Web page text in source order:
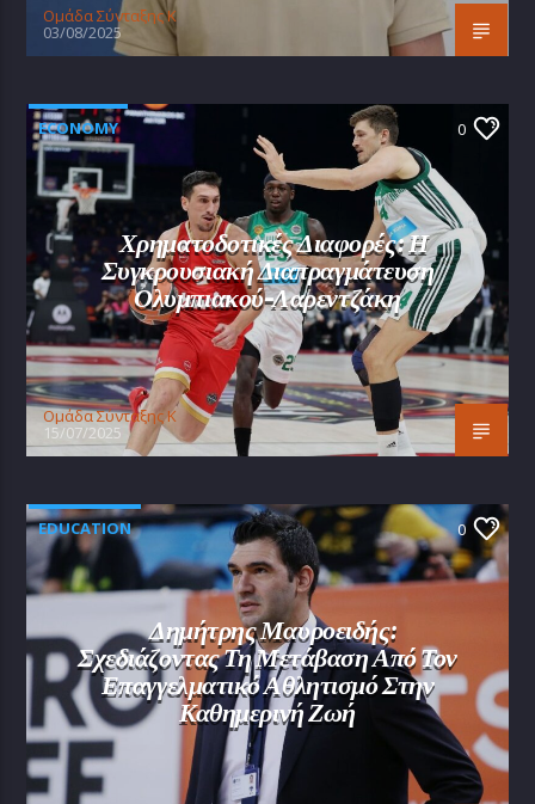
Oμάδα Σύνταξης Κ
03/08/2025
ECONOMY 0
Χρηματοδοτικές Διαφορές: Η
Συγκρουσιακή Διαπραγμάτευση
Ολυμπιακού-Λαρεντζάκη
Oμάδα Σύνταξης Κ
15/07/2025
EDUCATION 0
Δημήτρης Μαυροειδής:
Σχεδιάζοντας Τη Μετάβαση Από Τον
Επαγγελματικό Αθλητισμό Στην
Καθημερινή Ζωή